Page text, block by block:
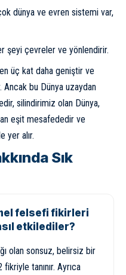
dünya ve evren sistemi var,
şeyi çevreler ve yönlendirir.
üç kat daha geniştir ve
Ancak bu Dünya uzaydan
silindirimiz olan Dünya,
eşit mesafededir ve
yer alır.
Sık
felsefi fikirleri
etkilediler?
olan sonsuz, belirsiz bir
tanınır. Ayrıca